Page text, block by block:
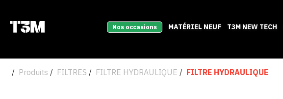
Nos occasions MATÉRIEL NEUF T3M NEW TECH
Produits FILTRES FILTRE HYDRAULIQUE FILTRE HYDRAULIQUE